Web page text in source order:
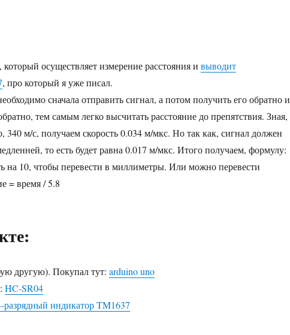
осуществляет измерение расстояния ивыводит
, про который я уже писал.
сначала отправить сигнал, а потом получить его обратно и
тем самым легко высчитать расстояние до препятствия. Зная,
340 м/с, получаем скорость 0.034 м/мкс. Но так как, сигнал должен
то есть будет равна 0.017 м/мкс. Итого получаем, формулу:
на 10, чтобы перевести в миллиметры. Или можно перевести
= время / 5.8
другую). Покупал тут:arduino uno
HC-SR04
разрядный индикатор TM1637